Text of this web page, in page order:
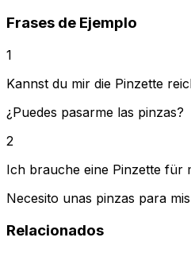
Frases de Ejemplo
1
Kannst du mir die Pinzette
¿Puedes pasarme las pinzas?
2
Ich brauche eine Pinzette für
Necesito unas pinzas para
Relacionados